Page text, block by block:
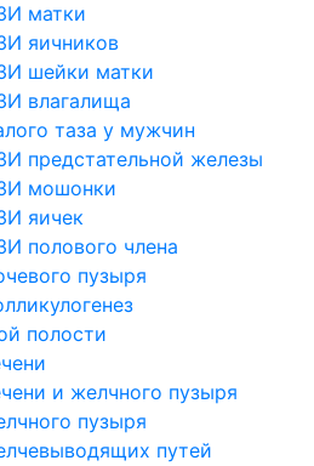
матки
яичников
шейки матки
влагалища
таза у мужчин
предстательной железы
мошонки
яичек
полового члена
пузыря
полости
и желчного пузыря
пузыря
путей